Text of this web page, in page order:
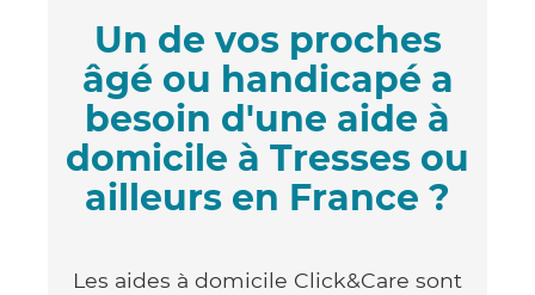
Un de vos proches
âgé ou handicapé a
besoin d'une aide à
domicile à Tresses ou
ailleurs en France ?
Les aides à domicile Click&Care sont